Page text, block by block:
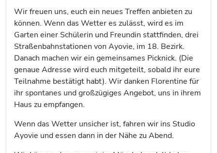
Wir freuen uns, euch ein neues Treffen anbieten zu
können. Wenn das Wetter es zulässt, wird es im
Garten einer Schülerin und Freundin stattfinden, drei
Straßenbahnstationen von Ayovie, im 18. Bezirk.
Danach machen wir ein gemeinsames Picknick. (Die
genaue Adresse wird euch mitgeteilt, sobald ihr eure
Teilnahme bestätigt habt). Wir danken Florentine für
ihr spontanes und großzügiges Angebot, uns in ihrem
Haus zu empfangen.
Wenn das Wetter unsicher ist, fahren wir ins Studio
Ayovie und essen dann in der Nähe zu Abend.